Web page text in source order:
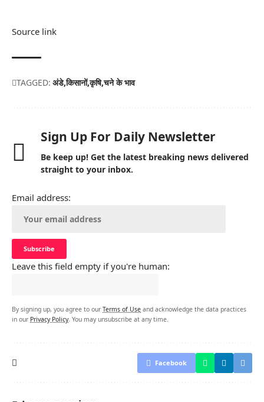
Source link
TAGGED: अंडे किसानों कृषि चने के भाव
Sign Up For Daily Newsletter
Be keep up! Get the latest breaking news delivered
straight to your inbox.
Email address:
Leave this field empty if you're human:
By signing up, you agree to our Terms of Use and acknowledge the data practices
in our Privacy Policy. You may unsubscribe at any time.
Facebook